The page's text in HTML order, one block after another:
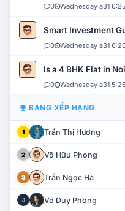
0 Wednesday a31
Smart Investment
0 Wednesday a31
Is a 4 BHK Flat in
0 Wednesday a31
BẢNG XẾP HẠNG
1 Trần Thị Hương
2 Võ Hữu Phong
3 Trần Ngọc Hà
4 Võ Duy Phong